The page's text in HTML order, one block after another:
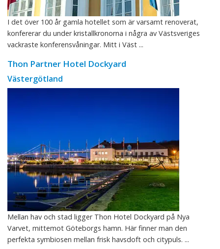
I det över 100 år gamla hotellet som är varsamt renoverat,
konfererar du under kristallkronorna i några av Västsveriges
vackraste konferensvåningar. Mitt i Väst ...
Thon Partner Hotel Dockyard
Västergötland
Mellan hav och stad ligger Thon Hotel Dockyard på Nya
Varvet, mittemot Göteborgs hamn. Här finner man den
perfekta symbiosen mellan frisk havsdoft och citypuls. ...